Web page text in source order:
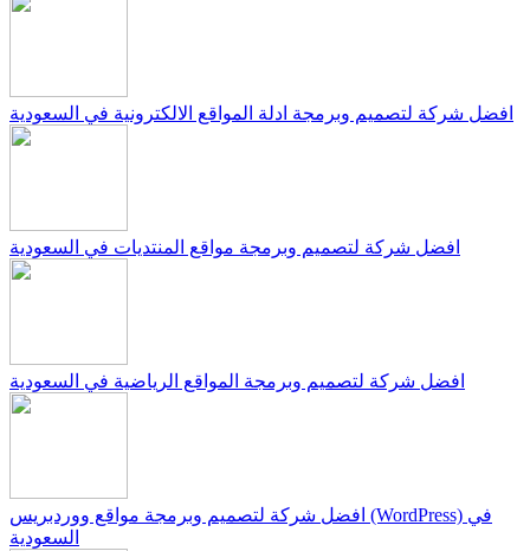
افضل شركة لتصميم وبرمجة ادلة المواقع الالكترونية في السعودية
افضل شركة لتصميم وبرمجة مواقع المنتديات في السعودية
افضل شركة لتصميم وبرمجة المواقع الرياضية في السعودية
افضل شركة لتصميم وبرمجة مواقع ووردبريس (WordPress) في
السعودية